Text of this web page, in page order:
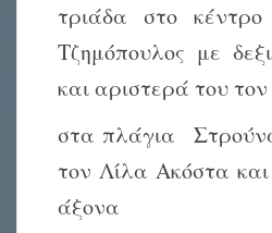
τριάδα στο
Τζημόπουλος με
και αριστερά του
στα πλάγια
τον Λίλα Ακόστα
άξονα